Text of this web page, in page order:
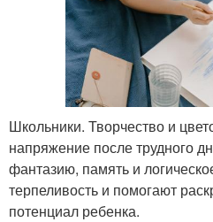
Школьники. Творчество и
напряжение после трудного
фантазию, память и
терпеливость и помогают
потенциал ребенка.